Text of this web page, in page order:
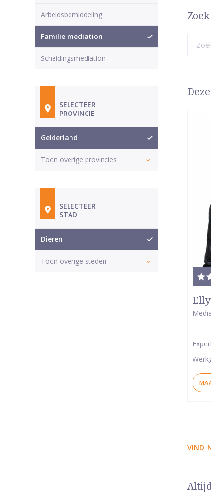
5
VIND
Arbeidsbemiddeling
Familie mediation
Scheidingsmediation
SELECTEER
PROVINCIE
Gelderland
Toon overige provincies
SELECTEER
STAD
Dieren
Toon overige steden